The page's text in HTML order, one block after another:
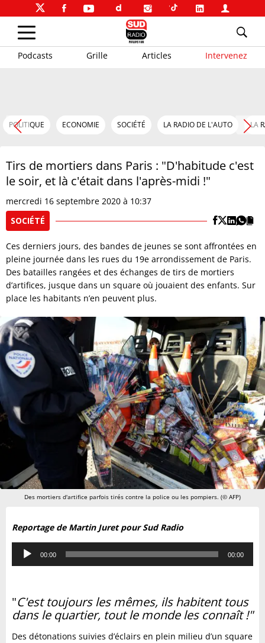
Podcasts Grille Articles Intervenez
POLITIQUE ECONOMIE SOCIÉTÉ LA RADIO DE L'AUTO LA
Tirs de mortiers dans Paris : "D'habitude c'est
le soir, et là c'était dans l'après-midi !"
mercredi 16 septembre 2020 à 10:37
SOCIÉTÉ
Ces derniers jours, des bandes de jeunes se sont affrontées en
pleine journée dans les rues du 19e arrondissement de Paris.
Des batailles rangées et des échanges de tirs de mortiers
d’artifices, jusque dans un square où jouaient des enfants. Sur
place les habitants n’en peuvent plus.
Des mortiers d'artifice parfois tirés contre la police ou les pompiers. (© AFP)
Reportage de Martin Juret pour Sud Radio
Lecteur
audio
00:00 00:00
"C'est toujours les mêmes, ils habitent tous
dans le quartier, tout le monde les connaît !"
Des détonations suivies d’éclairs en plein milieu d’un square